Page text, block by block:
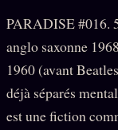
L'ORACLE Z/S
PARADISE #016.
anglo saxonne
1960 (avant
déjà séparés
est une fiction